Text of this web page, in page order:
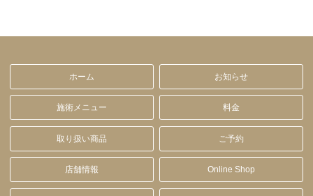
ホーム お知らせ
施術メニュー 料金
取り扱い商品 ご予約
店舗情報 Online Shop